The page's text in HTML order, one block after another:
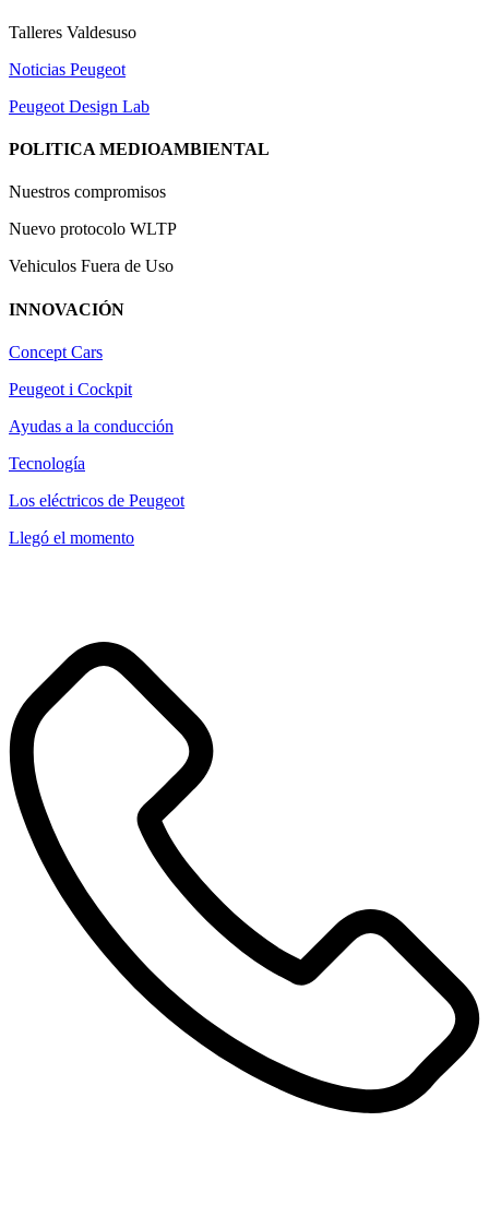
101
Talleres Valdesuso
Noticias Peugeot
Peugeot Design Lab
POLITICA MEDIOAMBIENTAL
Nuestros compromisos
Nuevo protocolo WLTP
Vehiculos Fuera de Uso
INNOVACIÓN
Concept Cars
Peugeot i Cockpit
Ayudas a la conducción
Tecnología
Los eléctricos de Peugeot
Llegó el momento
11